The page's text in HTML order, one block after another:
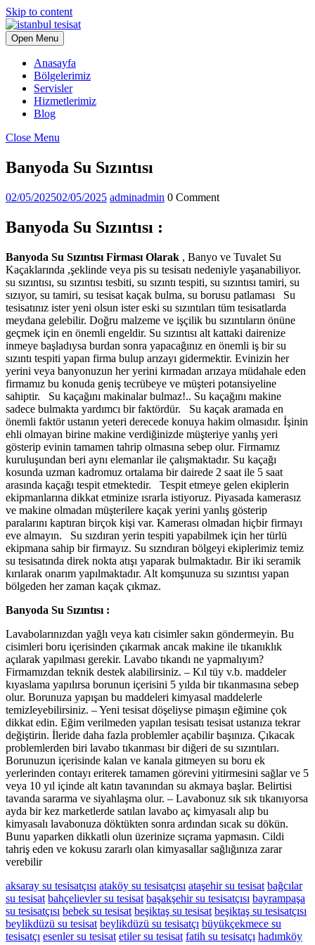
Skip to content
Open Menu
Anasayfa
Bölgelerimiz
Servisler
Hizmetlerimiz
Blog
Close Menu
Banyoda Su Sızıntısı
02/05/202502/05/2025 adminadmin 0 Comment
Banyoda Su Sızıntısı :
Banyoda Su Sızıntısı Firması Olarak , Banyo ve Tuvalet Su
Kaçaklarında ,şeklinde veya pis su tesisatı nedeniyle yaşanabiliyor.
su sızıntısı, su sızıntısı tesbiti, su sızıntı tespiti, su sızıntısı tamiri, su
sızıyor, su tamiri, su tesisat kaçak bulma, su borusu patlaması Su
tesisatınız ister yeni olsun ister eski su sızıntıları tüm tesisatlarda
meydana gelebilir. Doğru malzeme ve işçilik bu sızıntıların önüne
geçmek için en önemli engeldir. Su sızıntısı alt kattaki dairenize
inmeye başladıysa burdan sonra yapacağınız en önemli iş bir su
sızıntı tespiti yapan firma bulup arızayı gidermektir. Evinizin her
yerini veya banyonuzun her yerini kırmadan arızaya müdahale eden
firmamız bu konuda geniş tecrübeye ve müşteri potansiyeline
sahiptir. Su kaçağını makinalar bulmaz!.. Su kaçağını makine
sadece bulmakta yardımcı bir faktördür. Su kaçak aramada en
önemli faktör ustanın yeteri derecede konuya hakim olmasıdır. İşinin
ehli olmayan birine makine verdiğinizde müşteriye yanlış yeri
gösterip evinin tamamen tahrip olmasına sebep olur. Firmamız
kuruluşundan beri aynı elemanlar ile çalışmaktadır. Su kaçağı
kosunda uzman kadromuz ortalama bir dairede 2 saat ile 5 saat
arasında kaçağı tespit etmektedir. Tespit etmeye gelen ekiplerin
ekipmanlarına dikkat etminize ısrarla istiyoruz. Piyasada kamerasız
ve makine olmadan müşterilere kaçak yerini yanlış gösterip
paralarını kaptıran birçok kişi var. Kamerası olmadan hiçbir firmayı
eve almayın. Su sızdıran yerin tespiti yapabilmek için her türlü
ekipmana sahip bir firmayız. Su sızndıran bölgeyi ekiplerimiz temiz
su tesisatında direk nokta atışı yaparak bulmaktadır. Bir iki seramik
kırılarak onarım yapılmaktadır. Alt komşunuza su sızıntısı yapan
bölgeden her zaman kaçak çıkmaz.
Banyoda Su Sızıntısı :
Lavabolarınızdan yağlı veya katı cisimler sakın göndermeyin. Bu
cisimleri boru içerisinden çıkarmak ancak makine ile tıkanıklık
açılarak yapılması gerekir. Lavabo tıkandı ne yapmalıyım?
Firmamızdan teknik destek alabilirsiniz. – Kıl tüy v.b. maddeler
kıyaslama yapılırsa borunun içerisini 5 yılda bir tıkanmasına sebep
olur. Borunuza yapışan bu maddeleri kimyasal maddelerle
temizleyebilirsiniz. – Yeni tesisat döşeliyse pimaşın eğimine çok
dikkat edin. Eğim verilmeden yapılan tesisatı tesisat ustanıza tekrar
değiştirin. İleride daha fazla problemler açabilir başınıza. Çıkacak
problemlerden biri lavabo tıkanması bir diğeri de su sızıntıları.
Borunuzun içerisinde kalan ve kanala gitmeyen su boru ek
yerlerinden contayı eriterek tamamen görevini yitirmesini sağlar ve 5
veya 10 yıl içinde alt katın tavanından su akmaya başlar. Belirtisi
tavanda sararma ve siyahlaşma olur. – Lavabonuz sık sık tıkanıyorsa
ayda bir kez marketlerde satılan lavabo aç kimyasalı alıp bu
kimyasalı lavabonuza döktükten sonra ardından sıcak su dökün.
Bunu yaparken dikkatli olun üzerinize sıçrama yapmasın. Cildi
tahriş eden ve kokusu zararlı olan kimyasallar sağlığınıza zarar
verebilir
aksaray su tesisatçısı ataköy su tesisatçısı ataşehir su tesisat bağcılar
su tesisat bahçelievler su tesisat başakşehir su tesisatçısı bayrampaşa
su tesisatçısı bebek su tesisat beşiktaş su tesisat beşiktaş su tesisatçısı
beylikdüzü su tesisat beylikdüzü su tesisatçı büyükçekmece su
tesisatçı esenler su tesisat etiler su tesisat fatih su tesisatçı hadımköy